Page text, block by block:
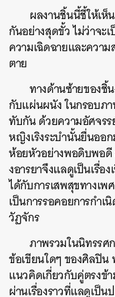
ผลงานชิ้นนี้ชี้ให้เห็
กันอย่างสุดขั้ว ไม่ว่าจะ
ความเฉิดฉายและควา
ตาย
ทางด้านซ้ายของชิ้
กับแผ่นผนัง ในกรอบภ
ทับกัน ด้วยความอัศจร
หญิงเริงระบำนั้นยื่นอ
ห้อยหัวอย่างพอดิบพอดี
งอารยาจึงแลดูเป็นเรื่อ
ได้กับการเสพสุขทางเ
เป็นการรอคอยการกำ
วัฏจักร
ภาพรวมในนิทรรศ
ข้อเขียนใดๆ ของศิลปิน
แนวคิดเกี่ยวกับคู่ตรงข้
ผ่านเรื่องราวที่แลดูเป็